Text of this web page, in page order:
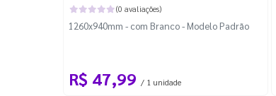
(0 avaliações)
1260x940mm - com Branco - Modelo Padrão
R$ 47,99 / 1 unidade